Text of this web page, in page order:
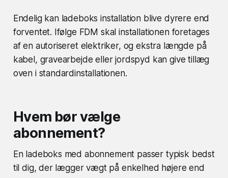
Endelig kan ladeboks installation blive dyrere end
forventet. Ifølge FDM skal installationen foretages
af en autoriseret elektriker, og ekstra længde på
kabel, gravearbejde eller jordspyd kan give tillæg
oven i standardinstallationen.
Hvem bør vælge
abonnement?
En ladeboks med abonnement passer typisk bedst
til dig, der lægger vægt på enkelhed højere end